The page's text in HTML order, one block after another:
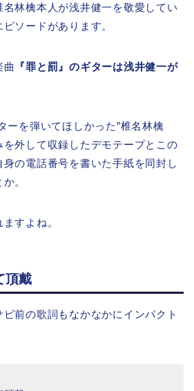
林檎本人が浅井健一を敬愛してい
ソードがあります。
曲
『罪と罰』のギターは浅井健一が
ーを弾いてほしかった”椎名林檎
外して収録したデモテープとこの
の電話番号を書いた手紙を同封し
。
すよね。
頂戴
前の歌詞もなかなかにインパクト